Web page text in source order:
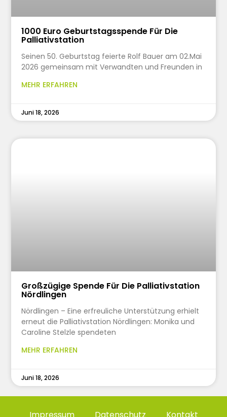
1000 Euro Geburtstagsspende Für Die
Palliativstation
Seinen 50. Geburtstag feierte Rolf Bauer am 02.Mai
2026 gemeinsam mit Verwandten und Freunden in
MEHR ERFAHREN
Juni 18, 2026
Großzügige Spende Für Die Palliativstation
Nördlingen
Nördlingen – Eine erfreuliche Unterstützung erhielt
erneut die Palliativstation Nördlingen: Monika und
Caroline Stelzle spendeten
MEHR ERFAHREN
Juni 18, 2026